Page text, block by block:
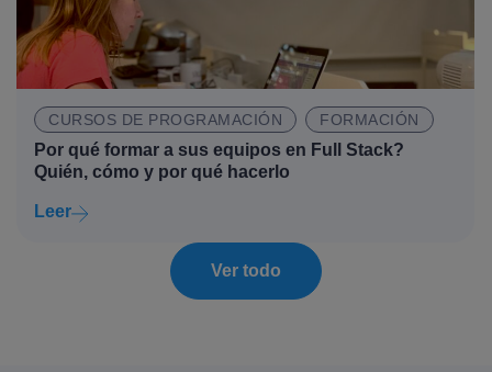
CURSOS DE PROGRAMACIÓN FORMACIÓN
Por qué formar a sus equipos en Full Stack?
Quién, cómo y por qué hacerlo
Leer
Ver todo